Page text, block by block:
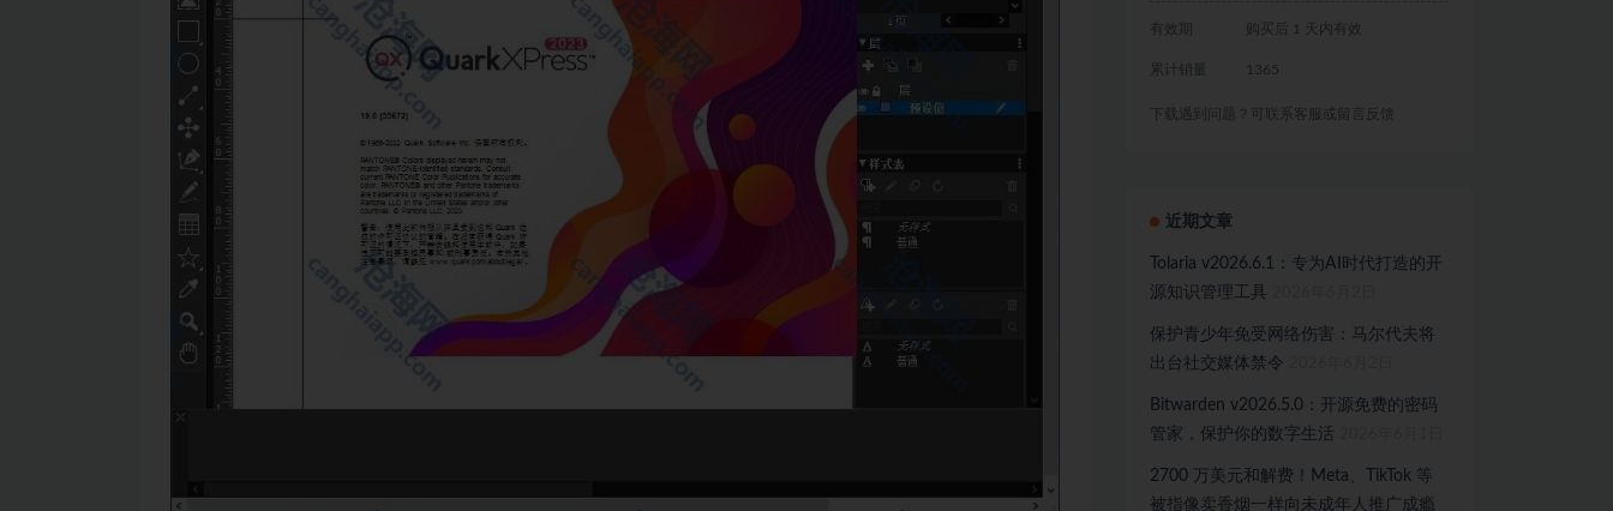
有效期 购买后 1 天内有效
累计销量 1365
下载遇到问题？可联系客服或留言反馈
近期文章
Tolaria v2026.6.1：专为AI时代打造的开
源知识管理工具
保护青少年免受网络伤害：马尔代夫将
出台社交媒体禁令
Bitwarden v2026.5.0：开源免费的密码
管家，保护你的数字生活
2700 万美元和解费！Meta、TikTok 等
被指像卖香烟一样向未成年人推广成瘾